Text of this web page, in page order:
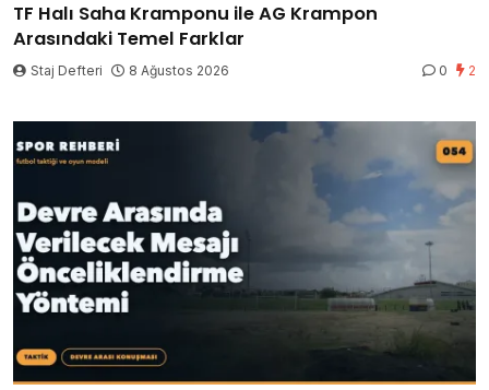
TF Halı Saha Kramponu ile AG Krampon
Arasındaki Temel Farklar
Staj Defteri 8 Ağustos 2026 0 2